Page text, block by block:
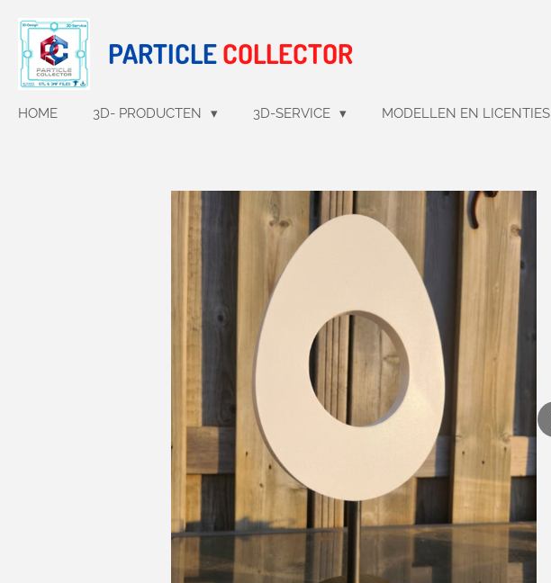
Ga
direct
naar
PARTICLECOLLECTOR
HOME 3D- PRODUCTEN 3D-SERVICE MODELLEN EN LICENTIES